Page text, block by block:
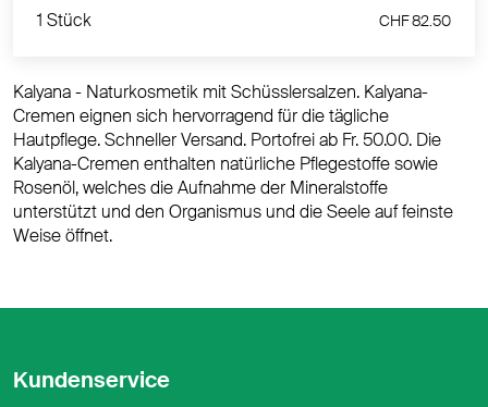
1 Stück CHF 82.50
Kalyana - Naturkosmetik mit Schüsslersalzen. Kalyana-
Cremen eignen sich hervorragend für die tägliche
Hautpflege. Schneller Versand. Portofrei ab Fr. 50.00. Die
Kalyana-Cremen enthalten natürliche Pflegestoffe sowie
Rosenöl, welches die Aufnahme der Mineralstoffe
unterstützt und den Organismus und die Seele auf feinste
Weise öffnet.
Kundenservice